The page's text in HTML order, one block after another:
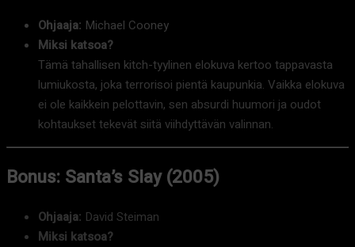
Ohjaaja: Michael Cooney
Miksi katsoa?
Tämä tahallisen kitch-tyylinen elokuva kertoo tappavasta
lumiukosta, joka terrorisoi pientä kaupunkia. Vaikka elokuva
ei ole kaikkein pelottavin, sen absurdi huumori ja oudot
kohtaukset tekevät siitä viihdyttävän valinnan.
Bonus: Santa’s Slay (2005)
Ohjaaja: David Steiman
Miksi katsoa?